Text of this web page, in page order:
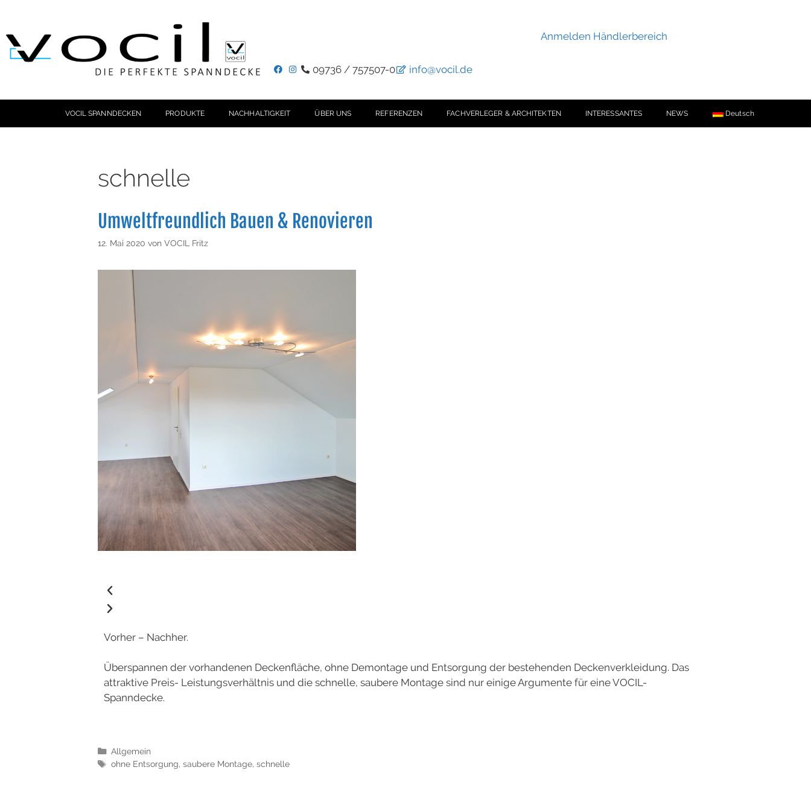
Anmelden Händlerbereich
09736 / 757507-0 info@vocil.de
VOCIL SPANNDECKEN PRODUKTE NACHHALTIGKEIT ÜBER UNS REFERENZEN FACHVERLEGER & ARCHITEKTEN INTERESSANTES NEWS Deutsch
schnelle
Umweltfreundlich Bauen & Renovieren
12. Mai 2020 von VOCIL Fritz
Vorher – Nachher.
Überspannen der vorhandenen Deckenfläche, ohne Demontage und Entsorgung der bestehenden Deckenverkleidung. Das
attraktive Preis- Leistungsverhältnis und die schnelle, saubere Montage sind nur einige Argumente für eine VOCIL-
Spanndecke.
Allgemein
ohne Entsorgung, saubere Montage, schnelle